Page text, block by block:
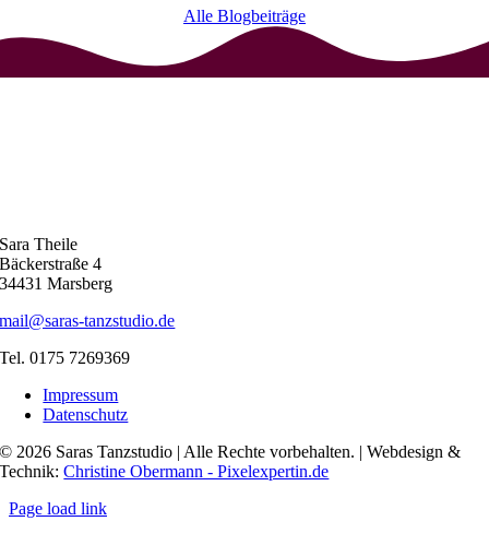
Alle Blogbeiträge
Sara Theile
Bäckerstraße 4
34431 Marsberg
mail@saras-tanzstudio.de
Tel. 0175 7269369
Impressum
Datenschutz
© 2026 Saras Tanzstudio | Alle Rechte vorbehalten. | Webdesign &
Technik:Christine Obermann - Pixelexpertin.de
Page load link